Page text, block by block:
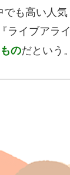
でも高い人気
ライブアライ
のだという。